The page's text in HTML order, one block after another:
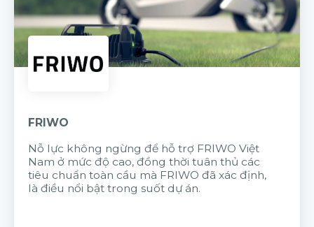
FRIWO
Nỗ lực không ngừng để hỗ trợ FRIWO Việt
Nam ở mức độ cao, đồng thời tuân thủ các
tiêu chuẩn toàn cầu mà FRIWO đã xác định,
là điều nổi bật trong suốt dự án.